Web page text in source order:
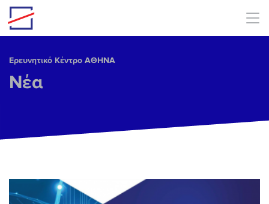
Skip to main content
Ερευνητικό Κέντρο ΑΘΗΝΑ
Νέα